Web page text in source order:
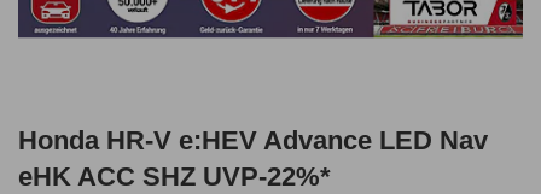
Honda HR-V e:HEV Advance LED Nav
eHK ACC SHZ UVP-22%*